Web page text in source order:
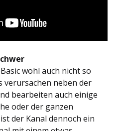
wohl auch nicht so
verursachen neben der
bearbeiten auch einige
oder der ganzen
der Kanal dennoch ein